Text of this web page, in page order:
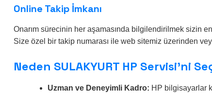
Online Takip İmkanı
Onarım sürecinin her aşamasında bilgilendirilmek sizin
Size özel bir takip numarası ile web sitemiz üzerinden
Neden SULAKYURT HP Servisi’ni
Uzman ve Deneyimli Kadro: HP bilgisayarlar